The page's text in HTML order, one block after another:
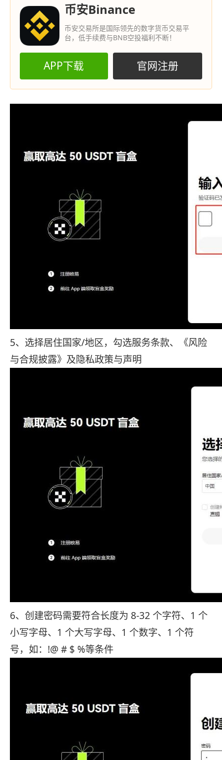
币安Binance
币安交易所是国际领先的数字货币交易平
台，低手续费与BNB空投福利不断！
APP下载 官网注册
5、选择居住国家/地区，勾选服务条款、《风险
与合规披露》及隐私政策与声明
6、创建密码需要符合长度为 8-32 个字符、1 个
小写字母、1 个大写字母、1 个数字、1 个符
号，如：!@ # $ %等条件